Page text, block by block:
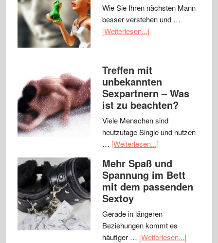
Wie Sie Ihren nächsten Mann
besser verstehen und …
[Weiterlesen...]
Treffen mit
unbekannten
Sexpartnern – Was
ist zu beachten?
Viele Menschen sind
heutzutage Single und nutzen
… [Weiterlesen...]
Mehr Spaß und
Spannung im Bett
mit dem passenden
Sextoy
Gerade in längeren
Beziehungen kommt es
häufiger … [Weiterlesen...]